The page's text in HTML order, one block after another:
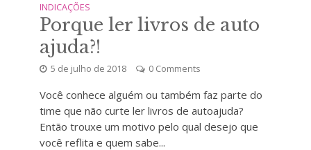
INDICAÇÕES
Porque ler livros de auto
ajuda?!
5 de julho de 2018 0 Comments
Você conhece alguém ou também faz parte do
time que não curte ler livros de autoajuda?
Então trouxe um motivo pelo qual desejo que
você reflita e quem sabe...